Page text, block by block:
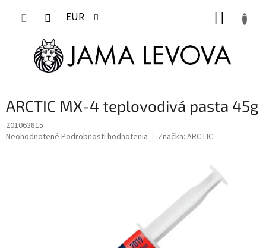
EUR
ARCTIC MX-4 teplovodivá pasta 45g
201063815
Priemerné
Neohodnotené Podrobnosti hodnotenia Značka: ARCTIC